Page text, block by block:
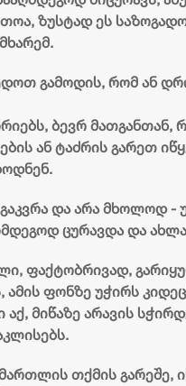
ზუსტად ეს
გამოდის, რომ ან
ბევრ მათგანთან,
ან ტაძრის გარეთ
და არა მხოლოდ -
ცურავდა და
ფაქტობრივად,
ფონზე უჭირს
მიწაზე არავის
თქმის გარეშე,